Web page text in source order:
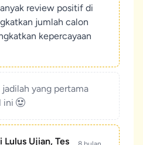
review positif di
jumlah calon
kepercayaan
yang pertama
ini
Ujian, Tes